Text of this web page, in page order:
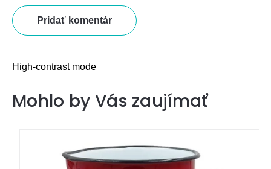
Pridať komentár
High-contrast mode
Mohlo by Vás zaujímať